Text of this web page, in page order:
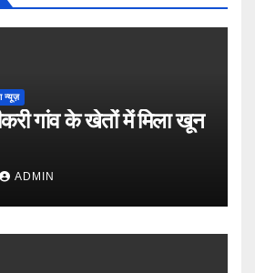
न्यूज़
गांव के खेतों में मिला खून
ADMIN